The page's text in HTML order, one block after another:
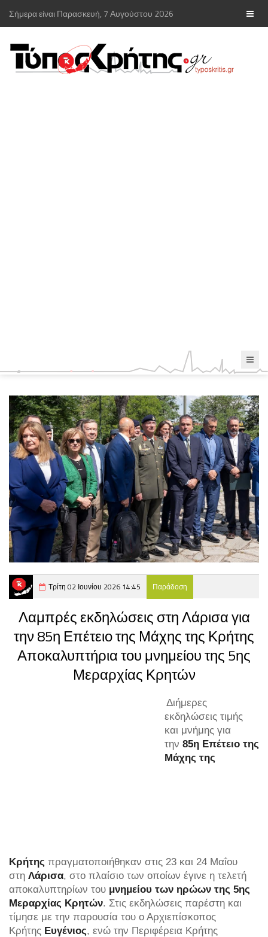
Σήμερα είναι Παρασκευή, 7 Αυγούστου 2026
Τρίτη 02 Ιουνίου 2026 14:45 Παράδοση
Λαμπρές εκδηλώσεις στη Λάρισα για
την 85η Επέτειο της Μάχης της Κρήτης
Αποκαλυπτήρια του μνημείου της 5ης
Μεραρχίας Κρητών
Διήμερες
εκδηλώσεις τιμής
και μνήμης για
την 85η Επέτειο της
Μάχης της
Κρήτης πραγματοποιήθηκαν στις 23 και 24 Μαΐου
στη Λάρισα, στο πλαίσιο των οποίων έγινε η τελετή
αποκαλυπτηρίων του μνημείου των ηρώων της 5ης
Μεραρχίας Κρητών. Στις εκδηλώσεις παρέστη και
τίμησε με την παρουσία του ο Αρχιεπίσκοπος
Κρήτης Ευγένιος, ενώ την Περιφέρεια Κρήτης